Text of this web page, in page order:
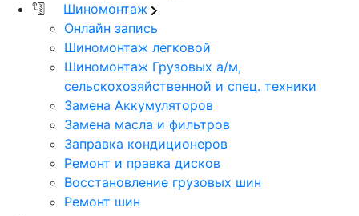
Шиномонтаж
Онлайн запись
Шиномонтаж легковой
Шиномонтаж Грузовых а/м,
сельскохозяйственной и спец. техники
Замена Аккумуляторов
Замена масла и фильтров
Заправка кондиционеров
Ремонт и правка дисков
Восстановление грузовых шин
Ремонт шин